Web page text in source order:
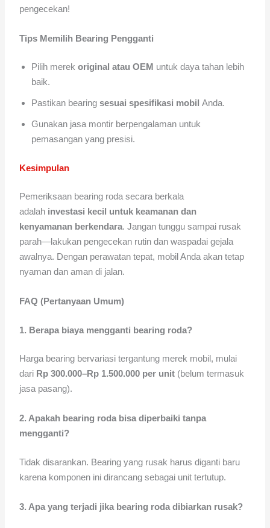
pengecekan!
Tips Memilih Bearing Pengganti
Pilih merekoriginal atau OEM untuk daya tahan lebih
baik.
Pastikan bearingsesuai spesifikasi mobil Anda.
Gunakan jasa montir berpengalaman untuk
pemasangan yang presisi.
Kesimpulan
Pemeriksaan bearing roda secara berkala
adalah investasi kecil untuk keamanan dan
kenyamanan berkendara. Jangan tunggu sampai rusak
parah—lakukan pengecekan rutin dan waspadai gejala
awalnya. Dengan perawatan tepat, mobil Anda akan tetap
nyaman dan aman di jalan.
FAQ (Pertanyaan Umum)
1. Berapa biaya mengganti bearing roda?
Harga bearing bervariasi tergantung merek mobil, mulai
dari Rp 300.000–Rp 1.500.000 per unit (belum termasuk
jasa pasang).
2. Apakah bearing roda bisa diperbaiki tanpa
mengganti?
Tidak disarankan. Bearing yang rusak harus diganti baru
karena komponen ini dirancang sebagai unit tertutup.
3. Apa yang terjadi jika bearing roda dibiarkan rusak?